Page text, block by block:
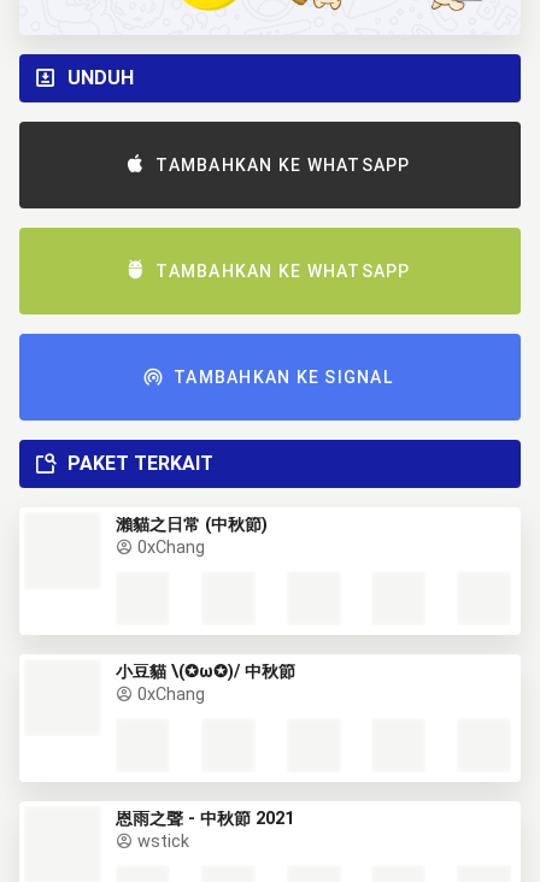
UNDUH
TAMBAHKAN KE WHATSAPP
TAMBAHKAN KE WHATSAPP
TAMBAHKAN KE SIGNAL
PAKET TERKAIT
瀨貓之日常 (中秋節)
0xChang
小豆貓 \(✪ω✪)/ 中秋節
0xChang
恩雨之聲 - 中秋節 2021
wstick